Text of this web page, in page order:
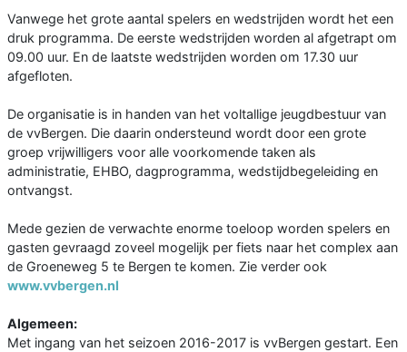
Vanwege het grote aantal spelers en wedstrijden wordt het een
druk programma. De eerste wedstrijden worden al afgetrapt om
09.00 uur. En de laatste wedstrijden worden om 17.30 uur
afgefloten.
De organisatie is in handen van het voltallige jeugdbestuur van
de vvBergen. Die daarin ondersteund wordt door een grote
groep vrijwilligers voor alle voorkomende taken als
administratie, EHBO, dagprogramma, wedstijdbegeleiding en
ontvangst.
Mede gezien de verwachte enorme toeloop worden spelers en
gasten gevraagd zoveel mogelijk per fiets naar het complex aan
de Groeneweg 5 te Bergen te komen. Zie verder ook
www.vvbergen.nl
Algemeen:
Met ingang van het seizoen 2016-2017 is vvBergen gestart. Een